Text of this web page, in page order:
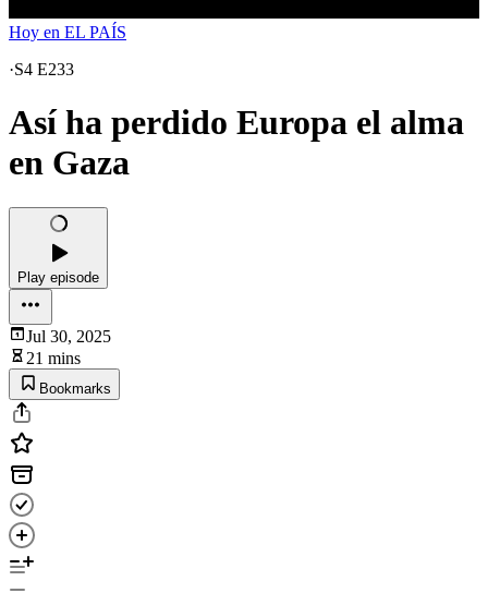
Hoy en EL PAÍS
·S4 E233
Así ha perdido Europa el alma
en Gaza
Play episode
Jul 30, 2025
21 mins
Bookmarks